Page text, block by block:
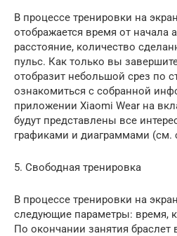
В процессе тренировки на
отображается время от начала
расстояние, количество
пульс. Как только вы
отобразит небольшой срез по
ознакомиться с собранной
приложении Xiaomi Wear на
будут представлены все
графиками и диаграммами
5. Свободная тренировка
В процессе тренировки на
следующие параметры: время,
По окончании занятия браслет